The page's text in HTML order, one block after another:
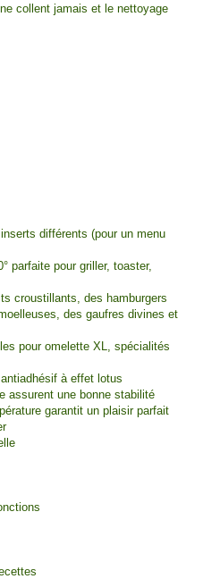
collent jamais et le nettoyage
différents (pour un menu
parfaite pour griller, toaster,
croustillants, des hamburgers
des gaufres divines et
pour omelette XL, spécialités
à effet lotus
assurent une bonne stabilité
garantit un plaisir parfait